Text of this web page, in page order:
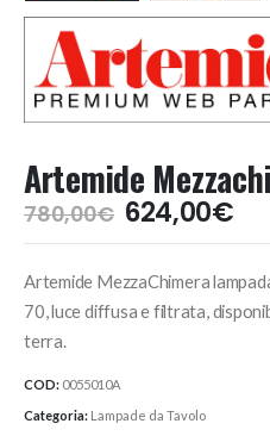
Artemide
780,00€ Il
prezzo
era:
780,00€.
624,00€Il
è:
Artemide MezzaChimera
70, luce diffusa e filtrata,
terra.
COD: 0055010A
Categoria: Lampade da Tavolo